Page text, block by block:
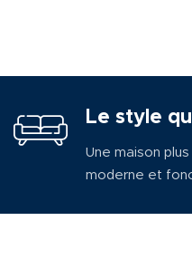
Le style
Une maison
moderne et